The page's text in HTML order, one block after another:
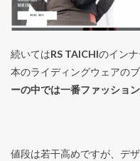
続いてはRS TAICHIのイン
本のライディングウェアのブ
ーの中では一番ファッショ
値段は若干高めですが、デ